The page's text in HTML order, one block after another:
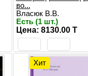
во...
Власюк В.В.
Есть (1 шт.)
Цена: 8130.00 T
Хит